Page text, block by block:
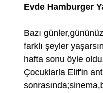
Evde Hamburger
Bazı
farklı şeyler
hafta sonu öyle
Çocuklarla Elif'in